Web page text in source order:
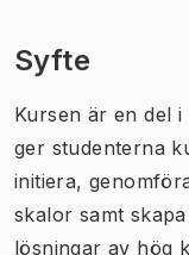
Syfte
Kursen är en del
ger studenterna
initiera,
skalor samt
lösningar av hög